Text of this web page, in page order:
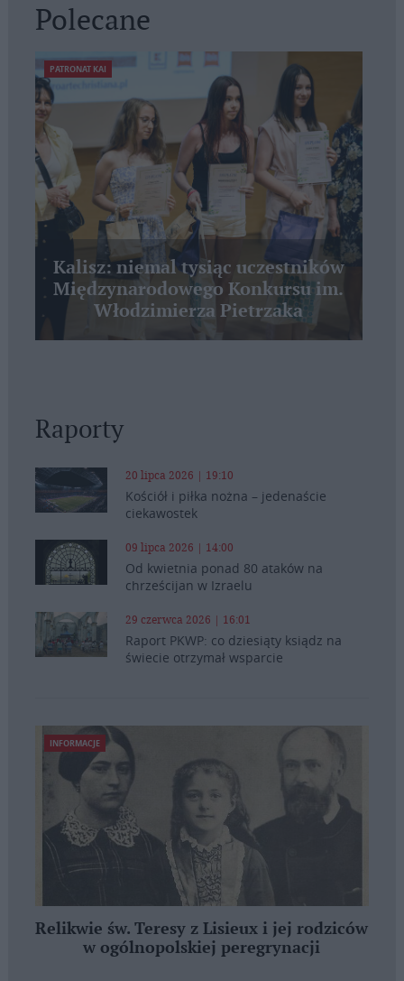
Polecane
PATRONAT KAI
Kalisz: niemal tysiąc uczestników
Międzynarodowego Konkursu im.
Włodzimierza Pietrzaka
Raporty
20 lipca 2026 | 19:10
Kościół i piłka nożna – jedenaście
ciekawostek
09 lipca 2026 | 14:00
Od kwietnia ponad 80 ataków na
chrześcijan w Izraelu
29 czerwca 2026 | 16:01
Raport PKWP: co dziesiąty ksiądz na
świecie otrzymał wsparcie
INFORMACJE
Relikwie św. Teresy z Lisieux i jej rodziców
w ogólnopolskiej peregrynacji